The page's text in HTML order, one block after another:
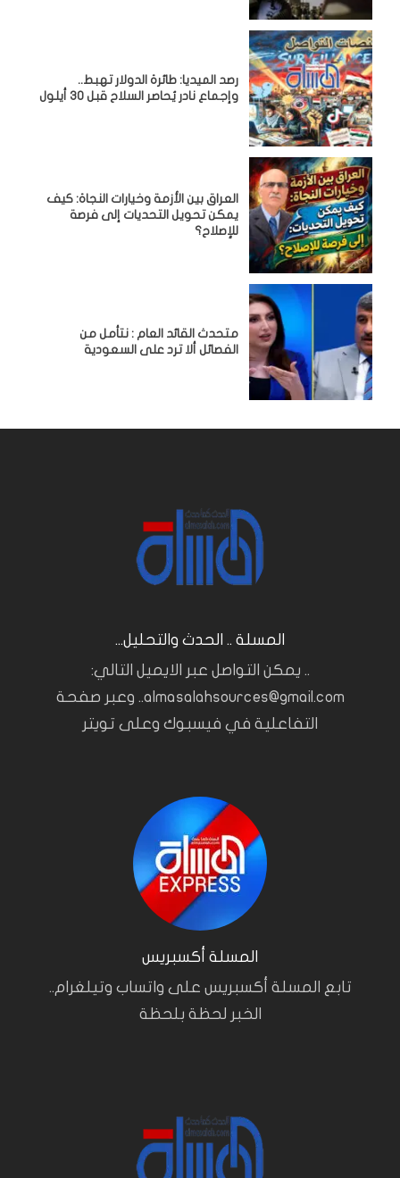
رصد الميديا: طائرة الدولار تهبط..
وإجماع نادر يُحاصر السلاح قبل 30 أيلول
العراق بين الأزمة وخيارات النجاة: كيف
يمكن تحويل التحديات إلى فرصة
للإصلاح؟
متحدث القائد العام : نتأمل من
الفصائل ألا ترد على السعودية
المسلة .. الحدث والتحليل...
.. يمكن التواصل عبر الايميل التالي:
almasalahsources@gmail.com.. وعبر صفحة
التفاعلية في فيسبوك وعلى تويتر
المسلة أكسبريس
تابع المسلة أكسبريس على واتساب وتيلغرام..
الخبر لحظة بلحظة